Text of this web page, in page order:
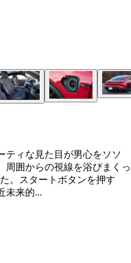
リットルと十分。EVなの
リットルのスペースが顔を
ティな見た目が男心をソソ
周囲からの視線を浴びまくっ
。スタートボタンを押す
未来的...